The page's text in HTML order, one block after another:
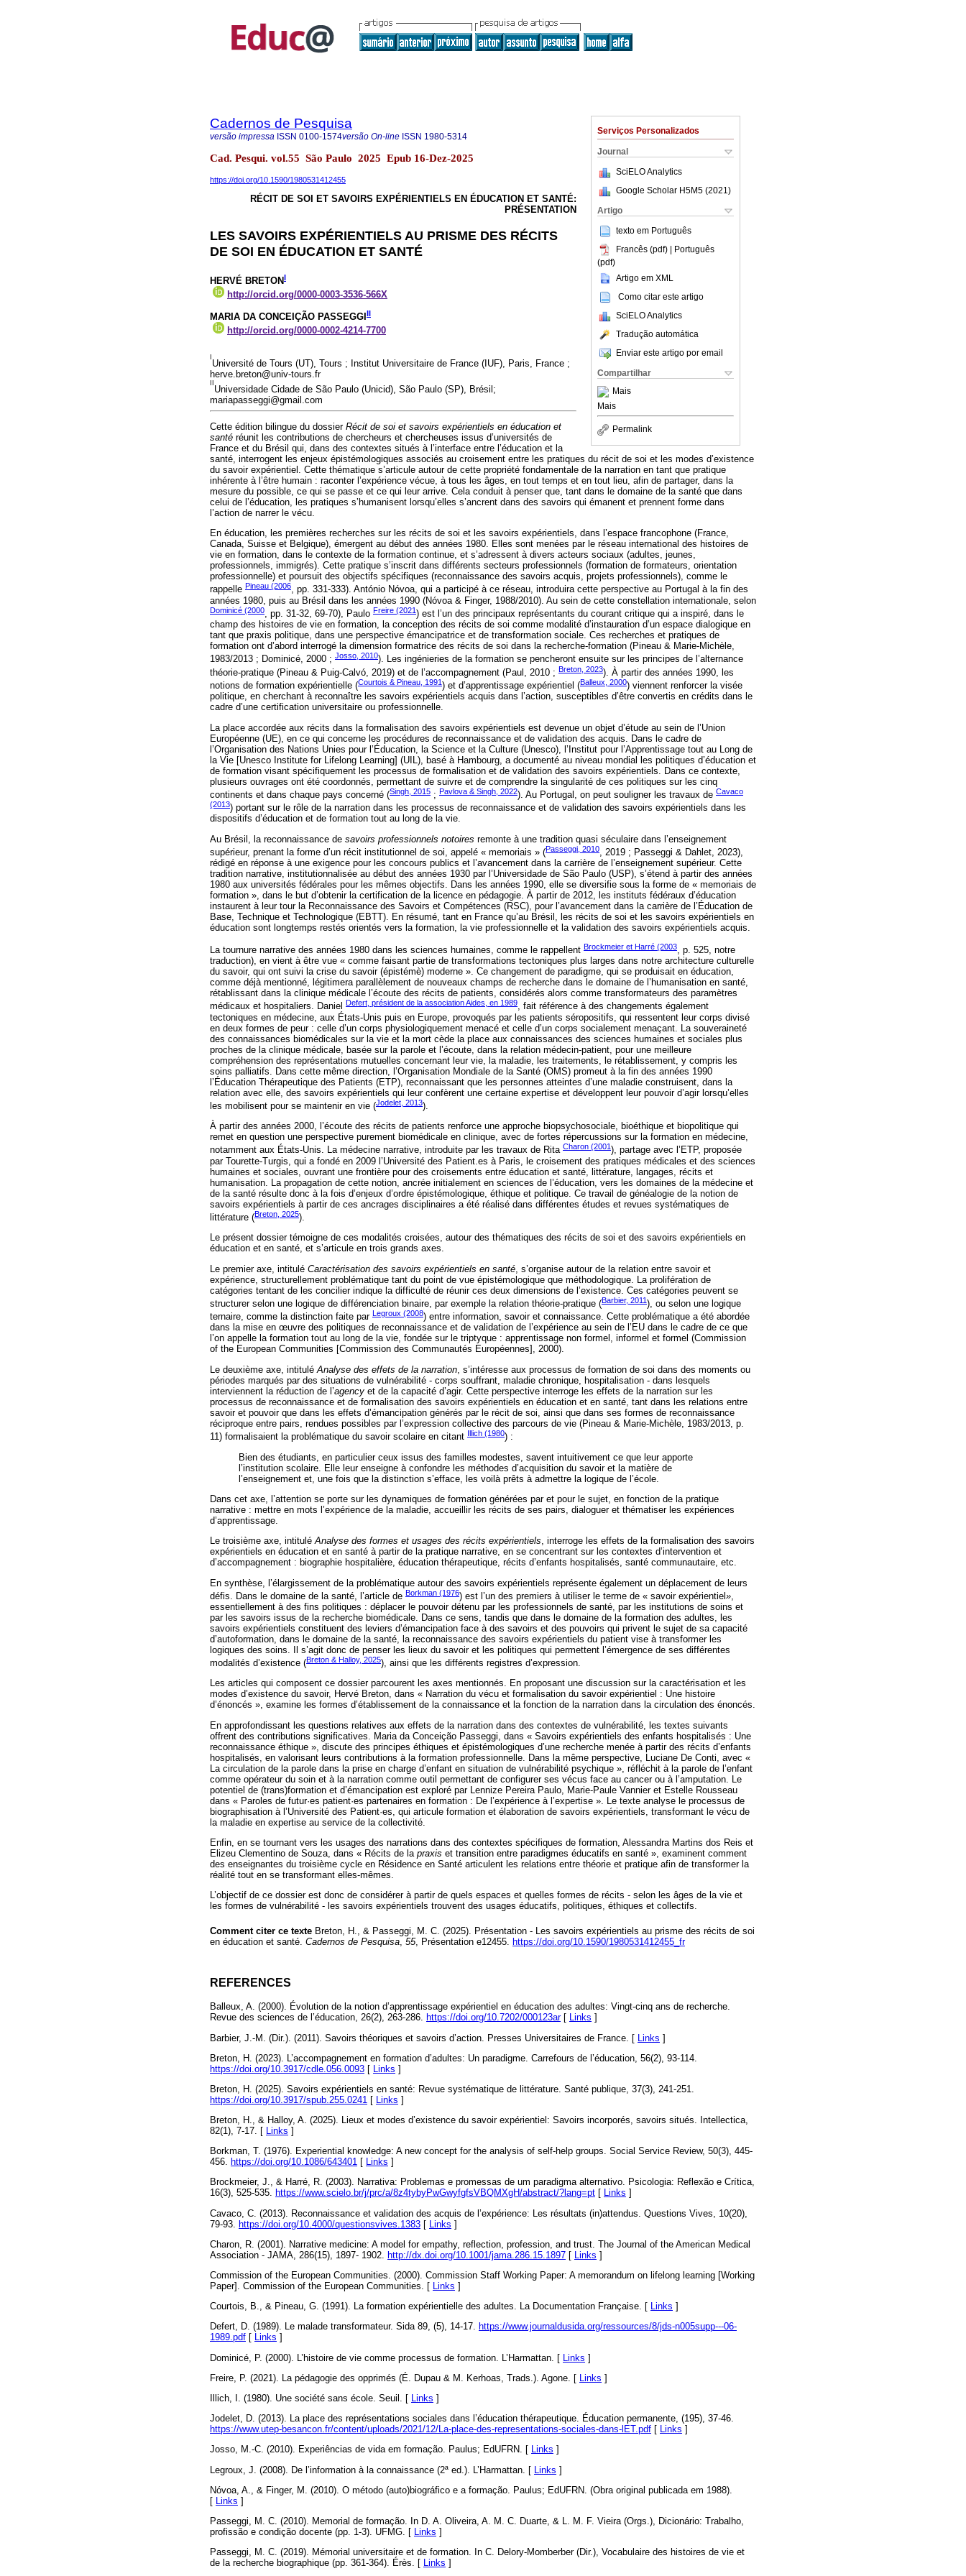
Serviços Personalizados
Journal
SciELO Analytics
Google Scholar H5M5 (2021 )
Artigo
texto em Português
Francês (pdf) | Português
(pdf)
Artigo em XML
Como citar este artigo
SciELO Analytics
Tradução automática
Enviar este artigo por email
Compartilhar
Mais
Mais
Permalink
Cadernos de Pesquisa
versão impressa ISSN 0100-1574versão On-line ISSN 1980-5314
Cad. Pesqui. vol.55 São Paulo 2025 Epub 16-Dez-2025
https://doi.org/10.1590/1980531412455
RÉCIT DE SOI ET SAVOIRS EXPÉRIENTIELS EN ÉDUCATION ET SANTÉ:
PRÉSENTATION
LES SAVOIRS EXPÉRIENTIELS AU PRISME DES RÉCITS
DE SOI EN ÉDUCATION ET SANTÉ
HERVÉ BRETONI
http://orcid.org/0000-0003-3536-566X
MARIA DA CONCEIÇÃO PASSEGGI II
http://orcid.org/0000-0002-4214-7700
Université de Tours (UT), Tours ; Institut Universitaire de France (IUF), Paris, France ;
herve.breton@univ-tours.fr
Universidade Cidade de São Paulo (Unicid), São Paulo (SP), Brésil;
mariapasseggi@gmail.com
Cette édition bilingue du dossier Récit de soi et savoirs expérientiels en éducation et
santé réunit les contributions de chercheurs et chercheuses issus d’universités de
France et du Brésil qui, dans des contextes situés à l’interface entre l’éducation et la
santé, interrogent les enjeux épistémologiques associés au croisement entre les pratiques du récit de soi et les modes d’existence
du savoir expérientiel. Cette thématique s’articule autour de cette propriété fondamentale de la narration en tant que pratique
inhérente à l’être humain : raconter l’expérience vécue, à tous les âges, en tout temps et en tout lieu, afin de partager, dans la
mesure du possible, ce qui se passe et ce qui leur arrive. Cela conduit à penser que, tant dans le domaine de la santé que dans
celui de l’éducation, les pratiques s’humanisent lorsqu’elles s’ancrent dans des savoirs qui émanent et prennent forme dans
l’action de narrer le vécu.
En éducation, les premières recherches sur les récits de soi et les savoirs expérientiels, dans l’espace francophone (France,
Canada, Suisse et Belgique), émergent au début des années 1980. Elles sont menées par le réseau international des histoires de
vie en formation, dans le contexte de la formation continue, et s’adressent à divers acteurs sociaux (adultes, jeunes,
professionnels, immigrés). Cette pratique s’inscrit dans différents secteurs professionnels (formation de formateurs, orientation
professionnelle) et poursuit des objectifs spécifiques (reconnaissance des savoirs acquis, projets professionnels), comme le
rappelle Pineau (2006, pp. 331-333). António Nóvoa, qui a participé à ce réseau, introduira cette perspective au Portugal à la fin des
années 1980, puis au Brésil dans les années 1990 (Nóvoa & Finger, 1988/2010). Au sein de cette constellation internationale, selon
Dominicé (2000, pp. 31-32, 69-70), Paulo Freire (2021) est l’un des principaux représentants du courant critique qui a inspiré, dans le
champ des histoires de vie en formation, la conception des récits de soi comme modalité d’instauration d’un espace dialogique en
tant que praxis politique, dans une perspective émancipatrice et de transformation sociale. Ces recherches et pratiques de
formation ont d’abord interrogé la dimension formatrice des récits de soi dans la recherche-formation (Pineau & Marie-Michèle,
1983/2013 ; Dominicé, 2000 ; Josso, 2010). Les ingénieries de la formation se pencheront ensuite sur les principes de l’alternance
théorie-pratique (Pineau & Puig-Calvó, 2019) et de l’accompagnement (Paul, 2010 ; Breton, 2023). À partir des années 1990, les
notions de formation expérientielle (Courtois & Pineau, 1991) et d’apprentissage expérientiel (Balleux, 2000) viennent renforcer la visée
politique, en cherchant à reconnaître les savoirs expérientiels acquis dans l’action, susceptibles d’être convertis en crédits dans le
cadre d’une certification universitaire ou professionnelle.
La place accordée aux récits dans la formalisation des savoirs expérientiels est devenue un objet d’étude au sein de l’Union
Européenne (UE), en ce qui concerne les procédures de reconnaissance et de validation des acquis. Dans le cadre de
l’Organisation des Nations Unies pour l’Éducation, la Science et la Culture (Unesco), l’Institut pour l’Apprentissage tout au Long de
la Vie [Unesco Institute for Lifelong Learning] (UIL), basé à Hambourg, a documenté au niveau mondial les politiques d’éducation et
de formation visant spécifiquement les processus de formalisation et de validation des savoirs expérientiels. Dans ce contexte,
plusieurs ouvrages ont été coordonnés, permettant de suivre et de comprendre la singularité de ces politiques sur les cinq
continents et dans chaque pays concerné (Singh, 2015 ; Pavlova & Singh, 2022). Au Portugal, on peut souligner les travaux de Cavaco
(2013) portant sur le rôle de la narration dans les processus de reconnaissance et de validation des savoirs expérientiels dans les
dispositifs d’éducation et de formation tout au long de la vie.
Au Brésil, la reconnaissance de savoirs professionnels notoires remonte à une tradition quasi séculaire dans l’enseignement
supérieur, prenant la forme d’un récit institutionnel de soi, appelé « memoriais » (Passeggi, 2010
, 2019 ; Passeggi & Dahlet, 2023),
rédigé en réponse à une exigence pour les concours publics et l’avancement dans la carrière de l’enseignement supérieur. Cette
tradition narrative, institutionnalisée au début des années 1930 par l’Universidade de São Paulo (USP), s’étend à partir des années
1980 aux universités fédérales pour les mêmes objectifs. Dans les années 1990, elle se diversifie sous la forme de « memoriais de
formation », dans le but d’obtenir la certification de la licence en pédagogie. À partir de 2012, les instituts fédéraux d’éducation
instaurent à leur tour la Reconnaissance des Savoirs et Compétences (RSC), pour l’avancement dans la carrière de l’Éducation de
Base, Technique et Technologique (EBTT). En résumé, tant en France qu’au Brésil, les récits de soi et les savoirs expérientiels en
éducation sont longtemps restés orientés vers la formation, la vie professionnelle et la validation des savoirs expérientiels acquis.
La tournure narrative des années 1980 dans les sciences humaines, comme le rappellent Brockmeier et Harré (2003, p. 525, notre
traduction), en vient à être vue « comme faisant partie de transformations tectoniques plus larges dans notre architecture culturelle
du savoir, qui ont suivi la crise du savoir (épistémè) moderne ». Ce changement de paradigme, qui se produisait en éducation,
comme déjà mentionné, légitimera parallèlement de nouveaux champs de recherche dans le domaine de l’humanisation en santé,
rétablissant dans la clinique médicale l’écoute des récits de patients, considérés alors comme transformateurs des paramètres
médicaux et hospitaliers. Daniel
Defert, président de la association Aides, en 1989, fait référence à des changements également
tectoniques en médecine, aux États-Unis puis en Europe, provoqués par les patients séropositifs, qui ressentent leur corps divisé
en deux formes de peur : celle d’un corps physiologiquement menacé et celle d’un corps socialement menaçant. La souveraineté
des connaissances biomédicales sur la vie et la mort cède la place aux connaissances des sciences humaines et sociales plus
proches de la clinique médicale, basée sur la parole et l’écoute, dans la relation médecin-patient, pour une meilleure
compréhension des représentations mutuelles concernant leur vie, la maladie, les traitements, le rétablissement, y compris les
soins palliatifs. Dans cette même direction, l’Organisation Mondiale de la Santé (OMS) promeut à la fin des années 1990
l’Éducation Thérapeutique des Patients (ETP), reconnaissant que les personnes atteintes d’une maladie construisent, dans la
relation avec elle, des savoirs expérientiels qui leur confèrent une certaine expertise et développent leur pouvoir d’agir lorsqu’elles
les mobilisent pour se maintenir en vie (Jodelet, 2013).
À partir des années 2000, l’écoute des récits de patients renforce une approche biopsychosociale, bioéthique et biopolitique qui
remet en question une perspective purement biomédicale en clinique, avec de fortes répercussions sur la formation en médecine,
notamment aux États-Unis. La médecine narrative, introduite par les travaux de Rita Charon (2001), partage avec l’ETP, proposée
par Tourette-Turgis, qui a fondé en 2009 l’Université des Patient.es à Paris, le croisement des pratiques médicales et des sciences
humaines et sociales, ouvrant une frontière pour des croisements entre éducation et santé, littérature, langages, récits et
humanisation. La propagation de cette notion, ancrée initialement en sciences de l’éducation, vers les domaines de la médecine et
de la santé résulte donc à la fois d’enjeux d’ordre épistémologique, éthique et politique. Ce travail de généalogie de la notion de
savoirs expérientiels à partir de ces ancrages disciplinaires a été réalisé dans différentes études et revues systématiques de
littérature (Breton, 2025).
Le présent dossier témoigne de ces modalités croisées, autour des thématiques des récits de soi et des savoirs expérientiels en
éducation et en santé, et s’articule en trois grands axes.
Le premier axe, intitulé Caractérisation des savoirs expérientiels en santé , s’organise autour de la relation entre savoir et
expérience, structurellement problématique tant du point de vue épistémologique que méthodologique. La prolifération de
catégories tentant de les concilier indique la difficulté de réunir ces deux dimensions de l’existence. Ces catégories peuvent se
structurer selon une logique de différenciation binaire, par exemple la relation théorie-pratique (Barbier, 2011), ou selon une logique
ternaire, comme la distinction faite par Legroux (2008) entre information, savoir et connaissance. Cette problématique a été abordée
dans la mise en œuvre des politiques de reconnaissance et de validation de l’expérience au sein de l’EU dans le cadre de ce que
l’on appelle la formation tout au long de la vie, fondée sur le triptyque : apprentissage non formel, informel et formel (Commission
of the European Communities [Commission des Communautés Européennes], 2000).
Le deuxième axe, intitulé Analyse des effets de la narration , s’intéresse aux processus de formation de soi dans des moments ou
périodes marqués par des situations de vulnérabilité - corps souffrant, maladie chronique, hospitalisation - dans lesquels
interviennent la réduction de l’agency et de la capacité d’agir. Cette perspective interroge les effets de la narration sur les
processus de reconnaissance et de formalisation des savoirs expérientiels en éducation et en santé, tant dans les relations entre
savoir et pouvoir que dans les effets d’émancipation générés par le récit de soi, ainsi que dans ses formes de reconnaissance
réciproque entre pairs, rendues possibles par l’expression collective des parcours de vie (Pineau & Marie-Michèle, 1983/2013, p.
11) formalisaient la problématique du savoir scolaire en citant Illich (1980) :
Bien des étudiants, en particulier ceux issus des familles modestes, savent intuitivement ce que leur apporte
l’institution scolaire. Elle leur enseigne à confondre les méthodes d’acquisition du savoir et la matière de
l’enseignement et, une fois que la distinction s’efface, les voilà prêts à admettre la logique de l’école.
Dans cet axe, l’attention se porte sur les dynamiques de formation générées par et pour le sujet, en fonction de la pratique
narrative : mettre en mots l’expérience de la maladie, accueillir les récits de ses pairs, dialoguer et thématiser les expériences
d’apprentissage.
Le troisième axe, intituléAnalyse des formes et usages des récits expérientiels, interroge les effets de la formalisation des savoirs
expérientiels en éducation et en santé à partir de la pratique narrative, en se concentrant sur les contextes d’intervention et
d’accompagnement : biographie hospitalière, éducation thérapeutique, récits d’enfants hospitalisés, santé communautaire, etc.
En synthèse, l’élargissement de la problématique autour des savoirs expérientiels représente également un déplacement de leurs
défis. Dans le domaine de la santé, l’article de Borkman (1976) est l’un des premiers à utiliser le terme de « savoir expérientiel »
essentiellement à des fins politiques : déplacer le pouvoir détenu par les professionnels de santé, par les institutions de soins et
par les savoirs issus de la recherche biomédicale. Dans ce sens, tandis que dans le domaine de la formation des adultes, les
savoirs expérientiels constituent des leviers d’émancipation face à des savoirs et des pouvoirs qui privent le sujet de sa capacité
d’autoformation, dans le domaine de la santé, la reconnaissance des savoirs expérientiels du patient vise à transformer les
logiques des soins. Il s’agit donc de penser les lieux du savoir et les politiques qui permettent l’émergence de ses différentes
modalités d’existence (Breton & Halloy, 2025), ainsi que les différents registres d’expression.
Les articles qui composent ce dossier parcourent les axes mentionnés. En proposant une discussion sur la caractérisation et les
modes d’existence du savoir, Hervé Breton, dans « Narration du vécu et formalisation du savoir expérientiel : Une histoire
d’énoncés », examine les formes d’établissement de la connaissance et la fonction de la narration dans la circulation des énoncés.
En approfondissant les questions relatives aux effets de la narration dans des contextes de vulnérabilité, les textes suivants
offrent des contributions significatives. Maria da Conceição Passeggi, dans « Savoirs expérientiels des enfants hospitalisés : Une
reconnaissance éthique », discute des principes éthiques et épistémologiques d’une recherche menée à partir des récits d’enfants
hospitalisés, en valorisant leurs contributions à la formation professionnelle. Dans la même perspective, Luciane De Conti, avec «
La circulation de la parole dans la prise en charge d’enfant en situation de vulnérabilité psychique », réfléchit à la parole de l’enfant
comme opérateur du soin et à la narration comme outil permettant de configurer ses vécus face au cancer ou à l’amputation. Le
potentiel de (trans)formation et d’émancipation est exploré par Lennize Pereira Paulo, Marie-Paule Vannier et Estelle Rousseau
dans « Paroles de futur·es patient·es partenaires en formation : De l’expérience à l’expertise ». Le texte analyse le processus de
biographisation à l’Université des Patient·es, qui articule formation et élaboration de savoirs expérientiels, transformant le vécu de
la maladie en expertise au service de la collectivité.
Enfin, en se tournant vers les usages des narrations dans des contextes spécifiques de formation, Alessandra Martins dos Reis et
Elizeu Clementino de Souza, dans « Récits de la praxis et transition entre paradigmes éducatifs en santé », examinent comment
des enseignantes du troisième cycle en Résidence en Santé articulent les relations entre théorie et pratique afin de transformer la
réalité tout en se transformant elles-mêmes.
L’objectif de ce dossier est donc de considérer à partir de quels espaces et quelles formes de récits - selon les âges de la vie et
les formes de vulnérabilité - les savoirs expérientiels trouvent des usages éducatifs, politiques, éthiques et collectifs.
Comment citer ce texte Breton, H., & Passeggi, M. C. (2025). Présentation - Les savoirs expérientiels au prisme des récits de soi
en éducation et santé. Cadernos de Pesquisa, 55, Présentation e12455. https://doi.org/10.1590/1980531412455_fr
REFERENCES
Balleux, A. (2000). Évolution de la notion d’apprentissage expérientiel en éducation des adultes: Vingt-cinq ans de recherche.
Revue des sciences de l’éducation, 26(2), 263-286. https://doi.org/10.7202/000123ar[ Links ]
Barbier, J.-M. (Dir.). (2011). Savoirs théoriques et savoirs d’action. Presses Universitaires de France. [ Links ]
Breton, H. (2023). L’accompagnement en formation d’adultes: Un paradigme. Carrefours de l’éducation, 56(2), 93-114.
https://doi.org/10.3917/cdle.056.0093 [ Links ]
Breton, H. (2025). Savoirs expérientiels en santé: Revue systématique de littérature. Santé publique, 37(3), 241-251.
https://doi.org/10.3917/spub.255.0241 [ Links ]
Breton, H., & Halloy, A. (2025). Lieux et modes d’existence du savoir expérientiel: Savoirs incorporés, savoirs situés. Intellectica,
82(1), 7-17. [ Links ]
Borkman, T. (1976). Experiential knowledge: A new concept for the analysis of self-help groups. Social Service Review, 50(3), 445-
456. https://doi.org/10.1086/643401 [ Links ]
Brockmeier, J., & Harré, R. (2003). Narrativa: Problemas e promessas de um paradigma alternativo. Psicologia: Reflexão e Crítica,
16(3), 525-535. https://www.scielo.br/j/prc/a/8z4tybyPwGwyfgfsVBQMXgH/abstract/?lang=pt [ Links ]
Cavaco, C. (2013). Reconnaissance et validation des acquis de l’expérience: Les résultats (in)attendus. Questions Vives, 10(20),
79-93. https://doi.org/10.4000/questionsvives.1383 [ Links ]
Charon, R. (2001). Narrative medicine: A model for empathy, reflection, profession, and trust. The Journal of the American Medical
Association - JAMA, 286(15), 1897- 1902.
http://dx.doi.org/10.1001/jama.286.15.1897 [ Links ]
Commission of the European Communities. (2000). Commission Staff Working Paper: A memorandum on lifelong learning [Working
Paper]. Commission of the European Communities. [ Links ]
Courtois, B., & Pineau, G. (1991). La formation expérientielle des adultes. La Documentation Française. [ Links ]
Defert, D. (1989). Le malade transformateur. Sida 89, (5), 14-17. https://www.journaldusida.org/ressources/8/jds-n005supp---06-
1989.pdf [ Links ]
Dominicé, P. (2000). L’histoire de vie comme processus de formation. L’Harmattan. [ Links ]
Freire, P. (2021). La pédagogie des opprimés (É. Dupau & M. Kerhoas, Trads.). Agone. [
Links ]
Illich, I. (1980). Une société sans école. Seuil. [
Links ]
Jodelet, D. (2013). La place des représentations sociales dans l’éducation thérapeutique. Éducation permanente, (195), 37-46.
https://www.utep-besancon.fr/content/uploads/2021/12/La-place-des-representations-sociales-dans-lET.pdf [ Links ]
Josso, M.-C. (2010). Experiências de vida em formação. Paulus; EdUFRN. [ Links ]
Legroux, J. (2008). De l’information à la connaissance (2ª ed.). L’Harmattan. [ Links ]
Nóvoa, A., & Finger, M. (2010). O método (auto)biográfico e a formação. Paulus; EdUFRN. (Obra original publicada em 1988).
[ Links ]
Passeggi, M. C. (2010). Memorial de formação. In D. A. Oliveira, A. M. C. Duarte, & L. M. F. Vieira (Orgs.), Dicionário: Trabalho,
profissão e condição docente (pp. 1-3). UFMG. [
Links ]
Passeggi, M. C. (2019). Mémorial universitaire et de formation. In C. Delory-Momberber (Dir.), Vocabulaire des histoires de vie et
de la recherche biographique (pp. 361-364). Érès. [ Links ]